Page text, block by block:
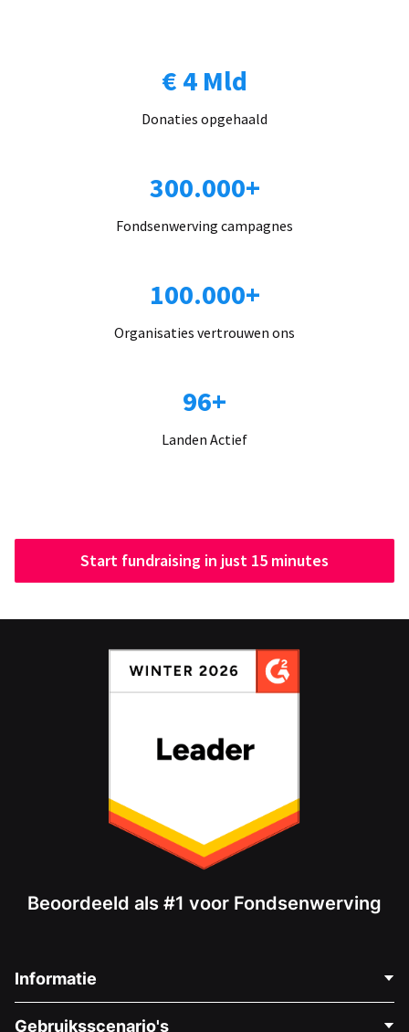
€ 4 Mld
Donaties opgehaald
300.000+
Fondsenwerving campagnes
100.000+
Organisaties vertrouwen ons
96+
Landen Actief
Start fundraising in just 15 minutes
Beoordeeld als #1 voor Fondsenwerving
Informatie
Gebruiksscenario's